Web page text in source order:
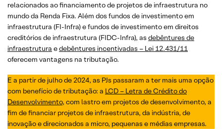
relacionados ao financiamento de projetos de infraestrutura no
mundo da Renda Fixa. Além dos fundos de investimento em
infraestrutura (FI-Infra) e fundos de investimento em direitos
creditórios de infraestrutura (FIDC-Infra), as debêntures de
infraestrutura edebêntures incentivadas – Lei 12.431/11
oferecem vantagens na tributação.
E a partir de julho de 2024, as PJs passaram a ter mais uma opção
com benefício de tributação: a LCD – Letra de Crédito do
Desenvolvimento, com lastro em projetos de desenvolvimento, a
fim de financiar projetos de infraestrutura, da indústria, de
inovação e direcionados a micro, pequenas e médias empresas.